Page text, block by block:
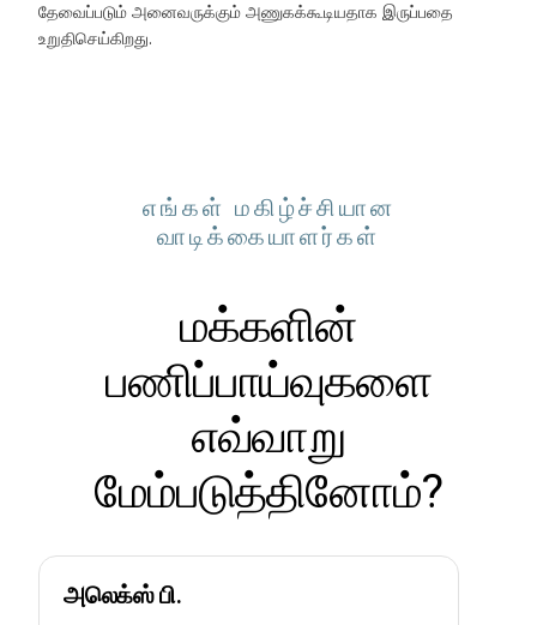
தேவைப்படும் அனைவருக்கும் அணுகக்கூடியதாக இருப்பதை
உறுதிசெய்கிறது.
எங்கள் மகிழ்ச்சியான
வாடிக்கையாளர்கள்
மக்களின்
பணிப்பாய்வுகளை
எவ்வாறு
மேம்படுத்தினோம்?
அலெக்ஸ் பி.